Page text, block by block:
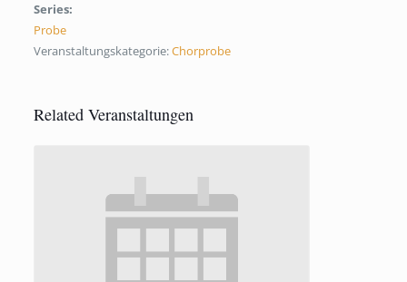
Series:
Probe
Veranstaltungskategorie:Chorprobe
Related Veranstaltungen